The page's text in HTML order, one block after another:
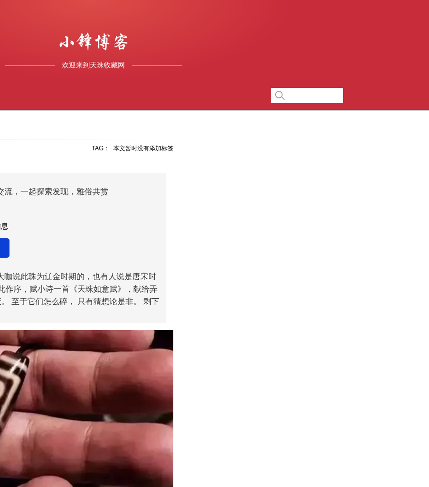
欢迎来到天珠收藏网
TAG： 本文暂时没有添加标签
流，一起探索发现，雅俗共赏
说此珠为辽金时期的，也有人说是唐宋时
作序，赋小诗一首《天珠如意赋》，献给弄
至于它们怎么碎， 只有猜想论是非。 剩下